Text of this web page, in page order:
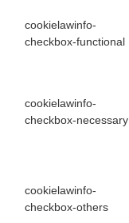
cookielawinfo-
checkbox-functional
cookielawinfo-
checkbox-necessary
cookielawinfo-
checkbox-others